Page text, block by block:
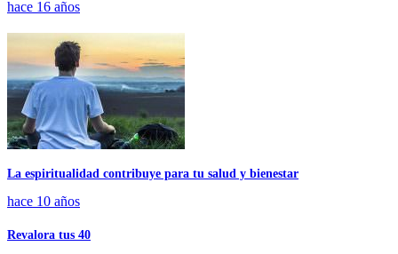
hace 16 años
La espiritualidad contribuye para tu salud y bienestar
hace 10 años
Revalora tus 40